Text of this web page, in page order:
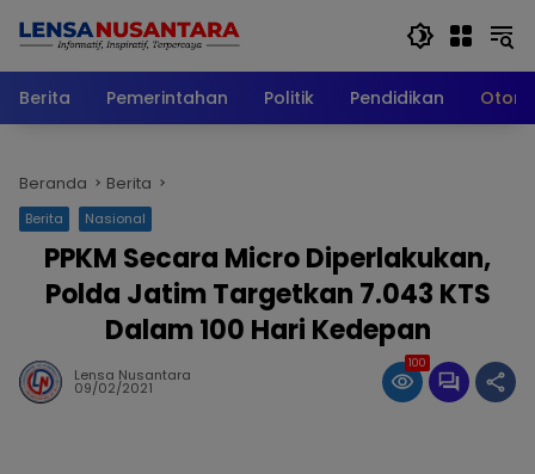
Berita
Pemerintahan Politik Pendidikan
Beranda Berita
Berita Nasional
PPKM Secara Micro Diperlakukan,
Polda Jatim Targetkan 7.043 KTS
Dalam 100 Hari Kedepan
Lensa Nusantara
09/02/2021
100